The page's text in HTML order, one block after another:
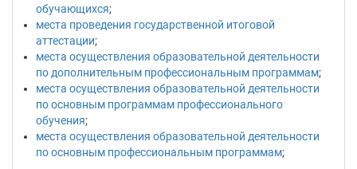
обучающихся;
места проведения государственной итоговой
аттестации;
места осуществления образовательной деятельности
по дополнительным профессиональным программам;
места осуществления образовательной деятельности
по основным программам профессионального
обучения;
места осуществления образовательной деятельности
по основным профессиональным программам;